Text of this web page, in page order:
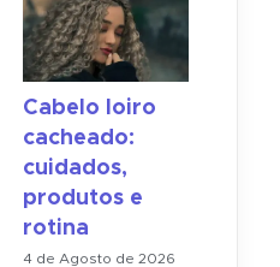
Cabelo loiro
cacheado:
cuidados,
produtos e
rotina
4 de Agosto de 2026